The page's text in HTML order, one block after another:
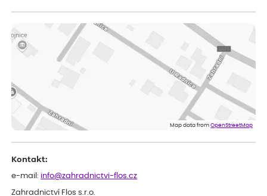
Vše přišlo velice rychle krásně zabalené. Rostlinky po přesazení
velice dobře prospívají
Jarda
ověřený nákup
Dobrý den, byli jsme spokojeni
Eshop, objednání bylo v pořádku, žádný problém. Jen jsem byla
smutná z dodávky jedné kytky, která nebyla v nejlepší kondici a i
Map data fromOpenStreetMap
Kontakt:
e-mail: info@zahradnictvi-flos.cz
Zahradnictví Flos s.r.o.